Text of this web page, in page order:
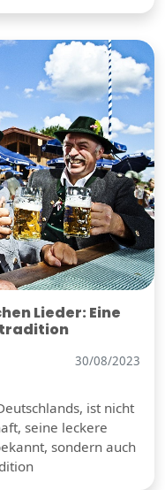
Lieder: Eine
30/08/2023
ist nicht
seine leckere
sondern auch